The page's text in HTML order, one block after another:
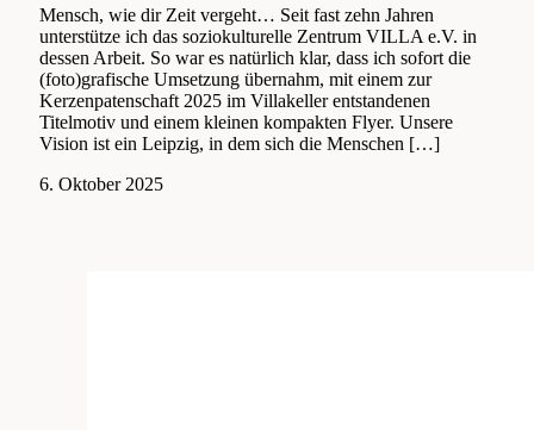
Mensch, wie dir Zeit vergeht… Seit fast zehn Jahren
unterstütze ich das soziokulturelle Zentrum VILLA e.V. in
dessen Arbeit. So war es natürlich klar, dass ich sofort die
(foto)grafische Umsetzung übernahm, mit einem zur
Kerzenpatenschaft 2025 im Villakeller entstandenen
Titelmotiv und einem kleinen kompakten Flyer. Unsere
Vision ist ein Leipzig, in dem sich die Menschen […]
6. Oktober 20256.